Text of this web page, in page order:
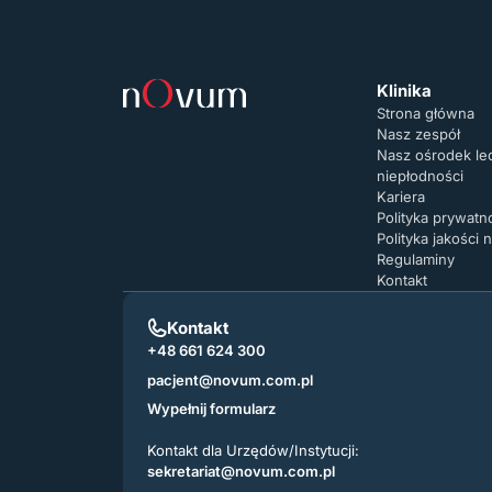
Klinika
Strona główna
Nasz zespół
Nasz ośrodek
niepłodności
Kariera
Polityka
Polityka jakości
Regulaminy
Kontakt
Kontakt
+48 661 624 300
pacjent@novum.com.pl
Wypełnij formularz
Kontakt dla Urzędów/Instytucji:
sekretariat@novum.com.pl